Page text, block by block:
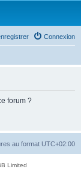
Connexion
forum ?
au format UTC+02:00
Limited